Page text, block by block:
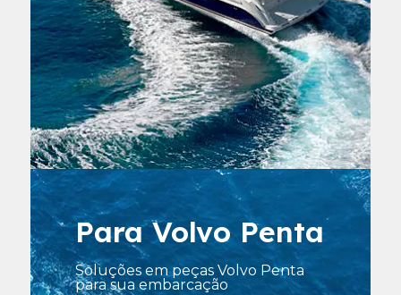
Para Volvo Penta
Soluções em peças Volvo Penta
para sua embarcação